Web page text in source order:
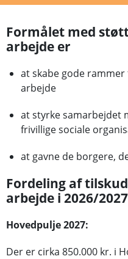
Formålet med
arbejde er
at skabe gode
arbejde
at styrke samarbejdet
frivillige sociale
at gavne de borgere,
Fordeling af
arbejde i 2026/2027
Hovedpulje 2027:
Der er cirka 850.000 kr. i